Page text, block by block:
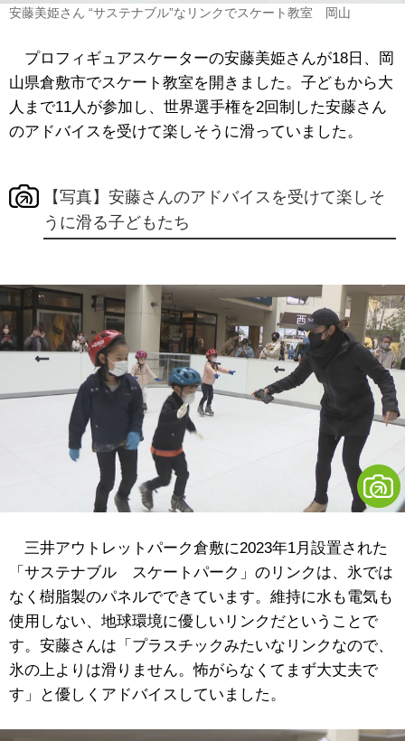
安藤美姫さん “サステナブル”なリンクでスケート教室 岡山
プロフィギュアスケーターの安藤美姫さんが18日、岡
山県倉敷市でスケート教室を開きました。子どもから大
人まで11人が参加し、世界選手権を2回制した安藤さん
のアドバイスを受けて楽しそうに滑っていました。
【写真】安藤さんのアドバイスを受けて楽しそ
うに滑る子どもたち
三井アウトレットパーク倉敷に2023年1月設置された
「サステナブル スケートパーク」のリンクは、氷では
なく樹脂製のパネルでできています。維持に水も電気も
使用しない、地球環境に優しいリンクだということで
す。安藤さんは「プラスチックみたいなリンクなので、
氷の上よりは滑りません。怖がらなくてまず大丈夫で
す」と優しくアドバイスしていました。